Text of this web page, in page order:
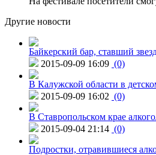
Другие новости
Байкерский бар, ставший
2015-09-09 16:09 (0)
В Калужской области в
2015-09-09 16:02 (0)
В Ставропольском крае
2015-09-04 21:14 (0)
Подростки, отравившиеся